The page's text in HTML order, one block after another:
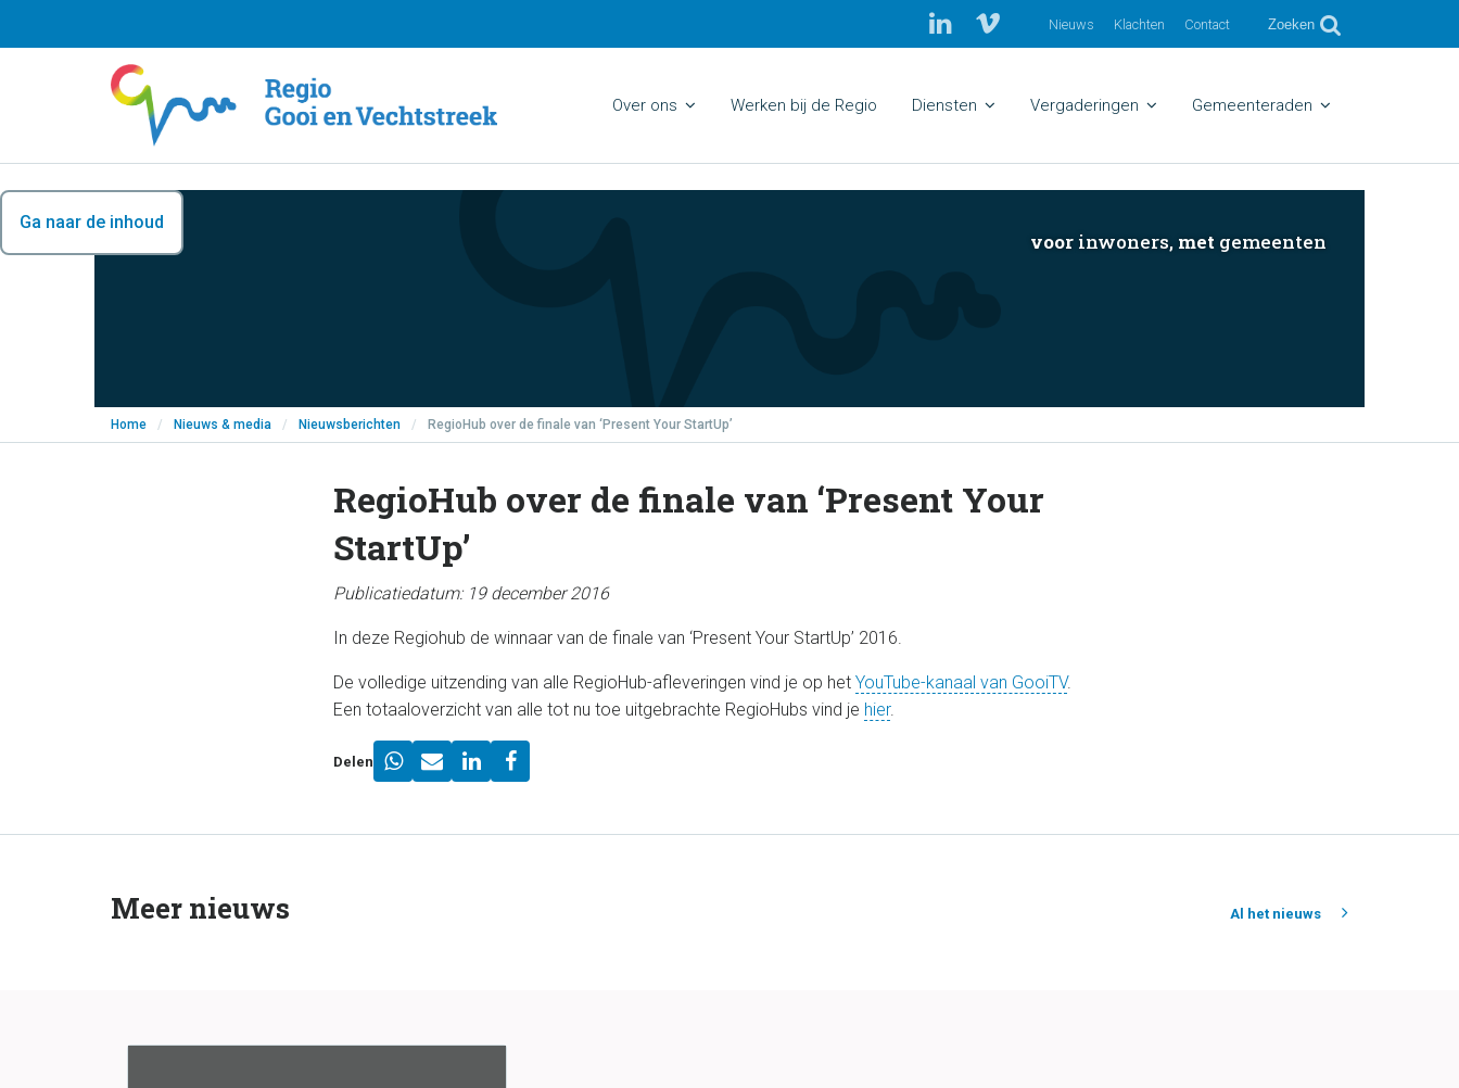
Ga naar de inhoud
Nieuws Klachten Contact Zoeken
Over ons Werken bij de Regio Diensten Vergaderingen Gemeenteraden
voor inwoners, met gemeenten
Home / Nieuws & media / Nieuwsberichten / RegioHub over de finale van ‘Present Your StartUp’
RegioHub over de finale van ‘Present Your
StartUp’
Publicatiedatum: 19 december 2016
In deze Regiohub de winnaar van de finale van ‘Present Your StartUp’ 2016.
De volledige uitzending van alle RegioHub-afleveringen vind je op het YouTube-kanaal van GooiTV.
Een totaaloverzicht van alle tot nu toe uitgebrachte RegioHubs vind je hier.
Delen
Meer nieuws Al het nieuws